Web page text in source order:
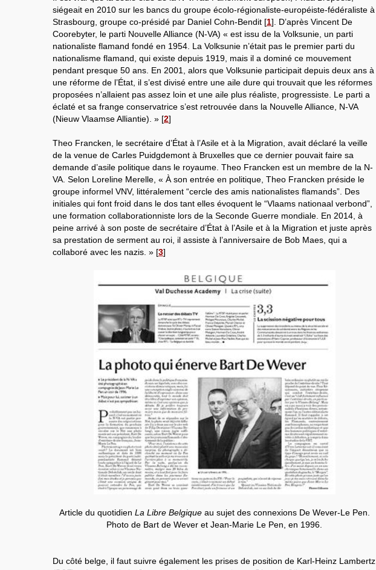
siégeait en 2010 sur les bancs du groupe écolo-régionaliste-européiste-fédéraliste à
Strasbourg, groupe co-présidé par Daniel Cohn-Bendit [1] . D’après Vincent De
Coorebyter, le parti Nouvelle Alliance (N-VA) « est issu de la Volksunie, un parti
nationaliste flamand fondé en 1954. La Volksunie n’était pas le premier parti du
nationalisme flamand, qui existe depuis 1919, mais il a dominé ce mouvement
pendant presque 50 ans. En 2001, alors que Volksunie participait depuis deux ans à
une réforme de l’État, il s’est divisé entre une aile dure qui trouvait que les réformes
proposées n’allaient pas assez loin et une aile plus réaliste, progressiste. Le parti a
éclaté et sa frange conservatrice s’est retrouvée dans la Nouvelle Alliance, N-VA
(Nieuw Vlaamse Alliantie). » [2]
Theo Francken, le secrétaire d’État à l’Asile et à la Migration, avait déclaré la veille
de la venue de Carles Puidgdemont à Bruxelles que ce dernier pouvait faire sa
demande d’asile politique dans le royaume. Theo Francken est un membre de la N-
VA. Selon Loreline Merelle, « À son entrée en politique, Theo Francken préside le
groupe informel VNV, littéralement “cercle des amis nationalistes flamands”. Des
initiales qui font froid dans le dos tant elles évoquent le “Vlaams nationaal verbond”,
une formation collaborationniste lors de la Seconde Guerre mondiale. En 2014, à
peine arrivé à son poste de secrétaire d’État à l’Asile et à la Migration et juste après
sa prestation de serment au roi, il assiste à l’anniversaire de Bob Maes, qui a
collaboré avec les nazis. » [3]
Article du quotidien La Libre Belgiqueau sujet des connexions De Wever-Le Pen.
Photo de Bart de Wever et Jean-Marie Le Pen, en 1996.
Du côté belge, il faut suivre également les prises de position de Karl-Heinz Lambertz